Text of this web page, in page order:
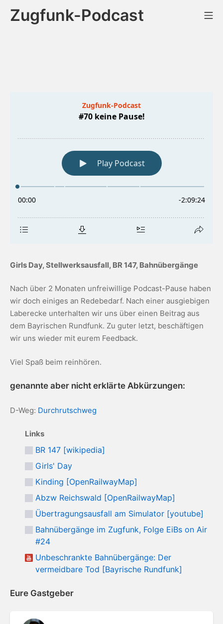
InhaltZugfunk-Podcast
Girls Day, Stellwerksausfall, BR 147, Bahnübergänge
Nach über 2 Monaten unfreiwillige Podcast-Pause haben
wir doch einiges an Redebedarf. Nach einer ausgiebigen
Laberecke unterhalten wir uns über einen Beitrag aus
dem Bayrischen Rundfunk. Zu guter letzt, beschäftigen
wir uns wieder mit eurem Feedback.
Viel Spaß beim reinhören.
genannte aber nicht erklärte Abkürzungen:
D-Weg: Durchrutschweg
Links
BR 147 [wikipedia]
Girls' Day
Kinding [OpenRailwayMap]
Abzw Reichswald [OpenRailwayMap]
Übertragungsausfall am Simulator [youtube]
Bahnübergänge im Zugfunk, Folge EiBs on Air
#24
Unbeschrankte Bahnübergänge: Der
vermeidbare Tod [Bayrische Rundfunk]
Eure Gastgeber